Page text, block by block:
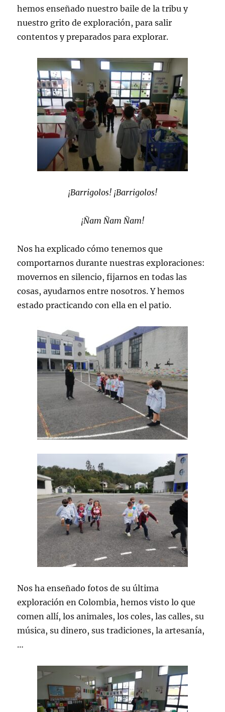
hemos enseñado nuestro baile de la tribu y
nuestro grito de exploración, para salir
contentos y preparados para explorar.
¡Barrigolos! ¡Barrigolos!
¡Ñam Ñam Ñam!
Nos ha explicado cómo tenemos que
comportarnos durante nuestras exploraciones:
movernos en silencio, fijarnos en todas las
cosas, ayudarnos entre nosotros. Y hemos
estado practicando con ella en el patio.
Nos ha enseñado fotos de su última
exploración en Colombia, hemos visto lo que
comen allí, los animales, los coles, las calles, su
música, su dinero, sus tradiciones, la artesanía,
…